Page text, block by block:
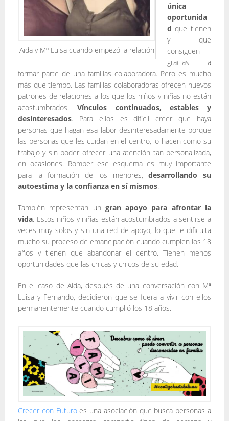
Aida y Mº Luisa cuando empezó la relación
única
oportunida
d que tienen
y que
consiguen
gracias a
formar parte de una familias colaboradora. Pero es mucho
más que tiempo. Las familias colaboradoras ofrecen nuevos
patrones de relaciones a los que los niños y niñas no están
acostumbrados.Vínculos continuados, estables y
desinteresados. Para ellos es difícil creer que haya
personas que hagan esa labor desinteresadamente porque
las personas que les cuidan en el centro, lo hacen como su
trabajo y sin poder ofrecer una atención tan personalizada,
en ocasiones. Romper ese esquema es muy importante
para la formación de los menores,desarrollando su
autoestima y la confianza en sí mismos.
También representan un gran apoyo para afrontar la
vida. Estos niños y niñas están acostumbrados a sentirse a
veces muy solos y sin una red de apoyo, lo que le dificulta
mucho su proceso de emancipación cuando cumplen los 18
años y tienen que abandonar el centro. Tienen menos
oportunidades que las chicas y chicos de su edad.
En el caso de Aida, después de una conversación con Mª
Luisa y Fernando, decidieron que se fuera a vivir con ellos
permanentemente cuando cumplió los 18 años.
Crecer con Futuroes una asociación que busca personas a